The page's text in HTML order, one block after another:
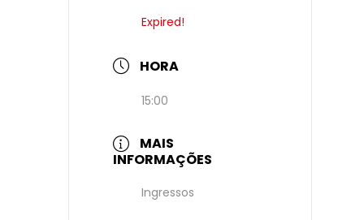
Expired!
HORA
15:00
MAIS
INFORMAÇÕES
Ingressos